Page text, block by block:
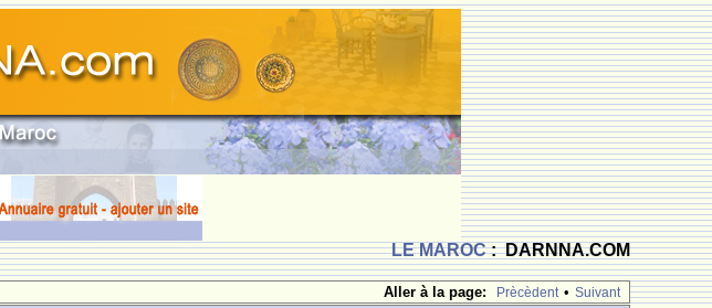
LE MAROC: DARNNA.COM
Aller à la page:
Prècèdent • Suivant